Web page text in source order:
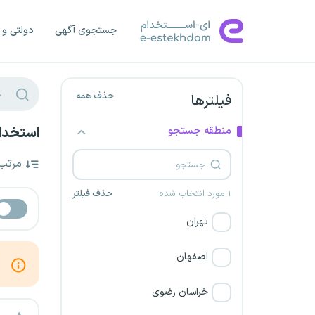
جستجوی آگهی دولتی
فیلترها حذف همه
منطقه جستجو
۱ مورد انتخاب شده حذف فیلتر
تهران
اصفهان
خراسان رضوی